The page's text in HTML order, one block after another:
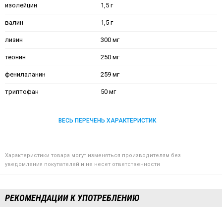
изолейцин 1,5 г
валин 1,5 г
лизин 300 мг
теонин 250 мг
фенилаланин 259 мг
триптофан 50 мг
ВЕСЬ ПЕРЕЧЕНЬ ХАРАКТЕРИСТИК
Характеристики товара могут изменяться производителям без
уведомления покупателей и не несет ответственности
РЕКОМЕНДАЦИИ К УПОТРЕБЛЕНИЮ